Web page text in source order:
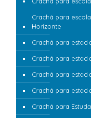
Crachá para
Horizonte
Crachá para
Crachá para
Crachá para
Crachá para
Crachá para